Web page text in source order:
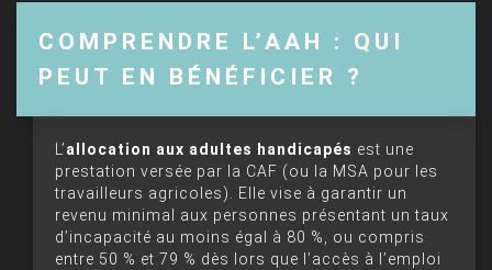
COMPRENDRE L’AAH : QUI
PEUT EN BÉNÉFICIER ?
L’allocation aux adultes handicapés est une
prestation versée par la CAF (ou la MSA pour les
travailleurs agricoles). Elle vise à garantir un
revenu minimal aux personnes présentant un taux
d’incapacité au moins égal à 80 %, ou compris
entre 50 % et 79 % dès lors que l’accès à l’emploi